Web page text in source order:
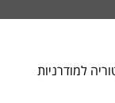
למודרניות